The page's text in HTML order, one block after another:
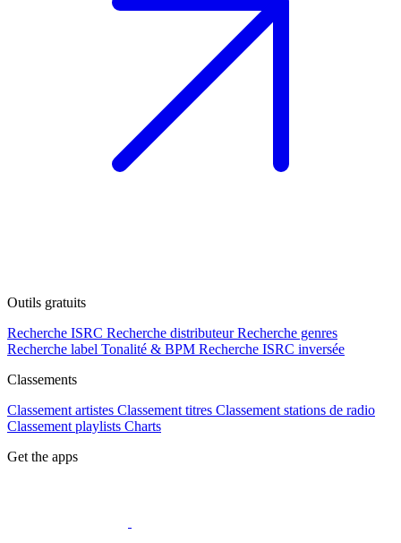
Outils gratuits
Recherche ISRC Recherche distributeur Recherche genres
Recherche label Tonalité & BPM Recherche ISRC inversée
Classements
Classement artistes Classement titres Classement stations de radio
Classement playlists Charts
Get the apps